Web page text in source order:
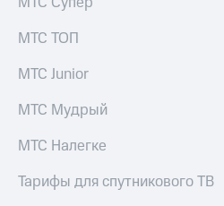
МТС ТОП
МТС Junior
МТС Мудрый
МТС Налегке
Тарифы для спутникового ТВ